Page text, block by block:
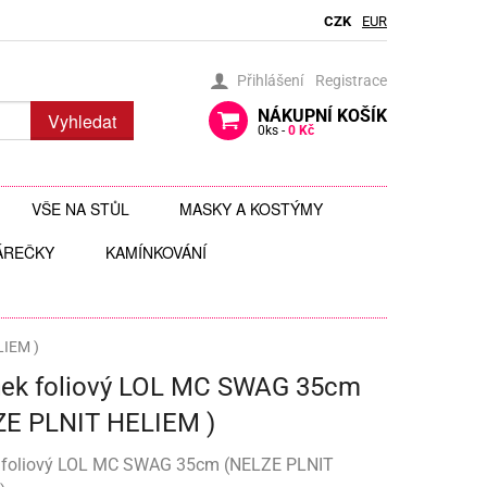
CZK EUR
Přihlášení Registrace
NÁKUPNÍ KOŠÍK
0 ks - 0 Kč
Vyhledat
VŠE NA STŮL
BRČKA
JEDLÉ ZDOBENÍ
JEDNORÁZOVÉ PŘÍBORY
KELÍMKY A POHÁRKYPOHÁRKY NA ZÁKUSKY
TÉMATICKÉ KELÍMKY
KOŠÍČKY NA MUFFINY
MASKY A KOSTÝMY
KLOBOUKY, ČEPICE
MASKY
AROMA NA SLIZ
KAMÍNKOVÁNÍ
)
foliový LOL MC SWAG 35cm
PLNIT HELIEM )
LOL MC SWAG 35cm (NELZE PLNIT